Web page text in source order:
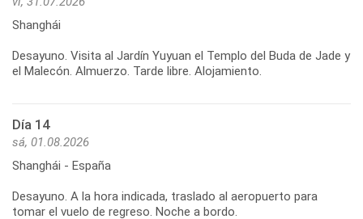
Shanghái
Desayuno. Visita al Jardín Yuyuan el Templo del Buda de Jade y
Día 14
sá, 01.08.2026
Shanghái - España
Desayuno. A la hora indicada, traslado al aeropuerto para